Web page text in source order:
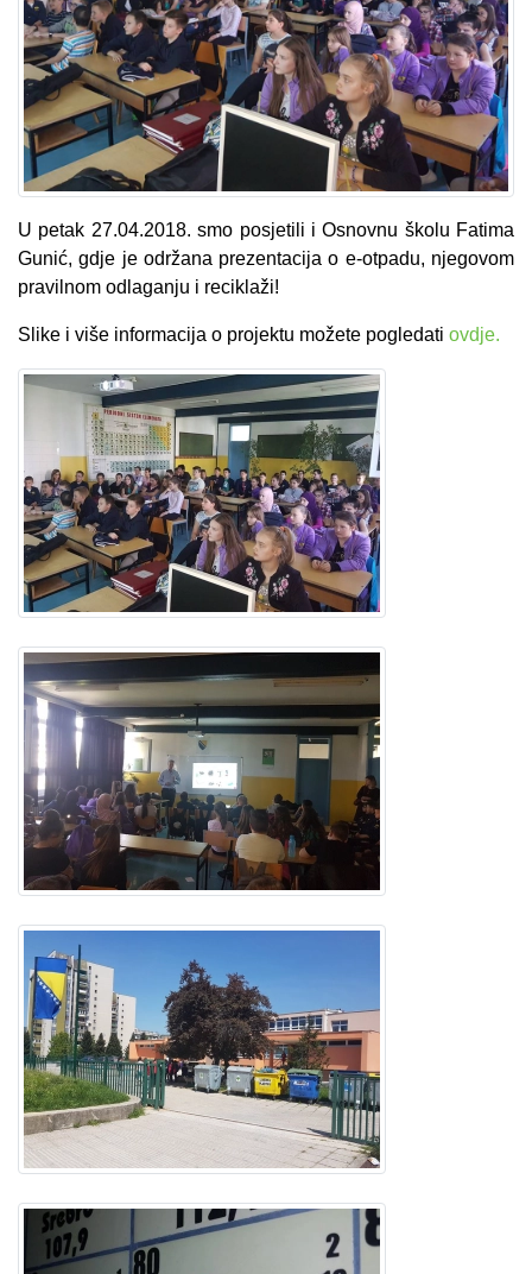
U petak 27.04.2018. smo posjetili i Osnovnu školu Fatima
Gunić, gdje je održana prezentacija o e-otpadu, njegovom
pravilnom odlaganju i reciklaži!
Slike i više informacija o projektu možete pogledati ovdje.